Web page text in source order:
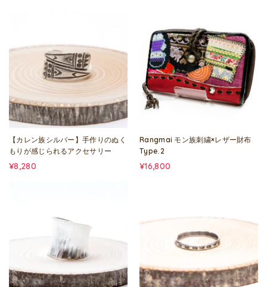
【カレン族シルバー】手作りのぬく
もりが感じられるアクセサリー
¥8,280
Rangmai モン族刺繍×レザー財布
Type.2
¥16,800